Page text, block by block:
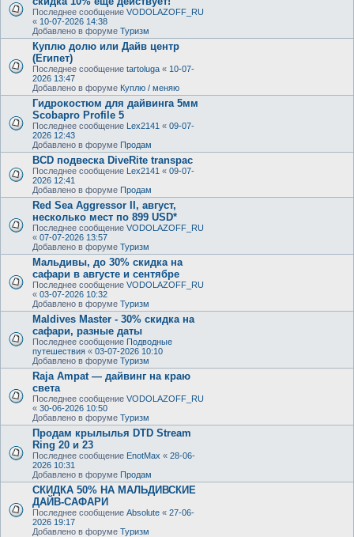
Последнее сообщение VODOLAZOFF_RU
« 10-07-2026 14:38
Добавлено в форуме Туризм
Куплю долю или Дайв центр
(Египет)
Последнее сообщение tartoluga « 10-07-
2026 13:47
Добавлено в форуме Куплю / меняю
Гидрокостюм для дайвинга 5мм
Scobapro Profile 5
Последнее сообщение Lex2141 « 09-07-
2026 12:43
Добавлено в форуме Продам
BCD подвеска DiveRite transpac
Последнее сообщение Lex2141 « 09-07-
2026 12:41
Добавлено в форуме Продам
Red Sea Aggressor II, август,
несколько мест по 899 USD*
Последнее сообщение VODOLAZOFF_RU
« 07-07-2026 13:57
Добавлено в форуме Туризм
Мальдивы, до 30% скидка на
сафари в августе и сентябре
Последнее сообщение VODOLAZOFF_RU
« 03-07-2026 10:32
Добавлено в форуме Туризм
Maldives Master - 30% скидка на
сафари, разные даты
Последнее сообщение Подводные
путешествия « 03-07-2026 10:10
Добавлено в форуме Туризм
Raja Ampat — дайвинг на краю
света
Последнее сообщение VODOLAZOFF_RU
« 30-06-2026 10:50
Добавлено в форуме Туризм
Продам крылылья DTD Stream
Ring 20 и 23
Последнее сообщение EnotMax « 28-06-
2026 10:31
Добавлено в форуме Продам
СКИДКА 50% НА МАЛЬДИВСКИЕ
ДАЙВ-САФАРИ
Последнее сообщение Absolute « 27-06-
2026 19:17
Добавлено в форуме Туризм